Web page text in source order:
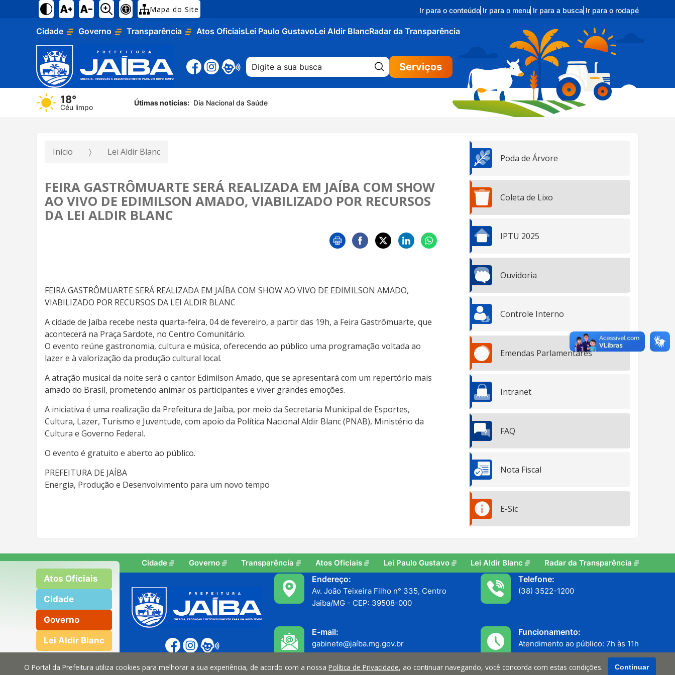
Mapa do Site Ir para o conteúdo Ir para o menu Ir para a busca Ir para o rodapé
Cidade Governo Transparência Atos OficiaisLei Paulo GustavoLei Aldir BlancRadar da Transparência
Pesquisar:
Serviços
18°
Céu limpo
Útimas notícias: Dia Nacional da Saúde
Início Lei Aldir Blanc
FEIRA GASTRÔMUARTE SERÁ REALIZADA EM JAÍBA COM SHOW
AO VIVO DE EDIMILSON AMADO, VIABILIZADO POR RECURSOS
DA LEI ALDIR BLANC
FEIRA GASTRÔMUARTE SERÁ REALIZADA EM JAÍBA COM SHOW AO VIVO DE EDIMILSON AMADO,
VIABILIZADO POR RECURSOS DA LEI ALDIR BLANC
A cidade de Jaíba recebe nesta quarta-feira, 04 de fevereiro, a partir das 19h, a Feira Gastrômuarte, que
acontecerá na Praça Sardote, no Centro Comunitário.
O evento reúne gastronomia, cultura e música, oferecendo ao público uma programação voltada ao
lazer e à valorização da produção cultural local.
A atração musical da noite será o cantor Edimilson Amado, que se apresentará com um repertório mais
amado do Brasil, prometendo animar os participantes e viver grandes emoções.
A iniciativa é uma realização da Prefeitura de Jaíba, por meio da Secretaria Municipal de Esportes,
Cultura, Lazer, Turismo e Juventude, com apoio da Política Nacional Aldir Blanc (PNAB), Ministério da
Cultura e Governo Federal.
O evento é gratuito e aberto ao público.
PREFEITURA DE JAÍBA
Energia, Produção e Desenvolvimento para um novo tempo
Poda de Árvore
Coleta de Lixo
IPTU 2025
Ouvidoria
Controle Interno
Emendas Parlamentares
Intranet
FAQ
Nota Fiscal
E-Sic
Cidade Governo Transparência Atos Oficiais Lei Paulo Gustavo Lei Aldir Blanc Radar da Transparência
Atos Oficiais
Cidade
Governo
Lei Aldir Blanc
Endereço:
Av. João Teixeira Filho n° 335, Centro
Jaiba/MG - CEP: 39508-000
Telefone:
(38) 3522-1200
E-mail:
gabinete@jaíba.mg.gov.br
Funcionamento:
Atendimento ao público: 7h às 11h
Serviços internos: 13h às 17h
O Portal da Prefeitura utiliza cookies para melhorar a sua experiência, de acordo com a nossaPolítica de Privacidade, ao continuar navegando, você concorda com estas condições. Continuar